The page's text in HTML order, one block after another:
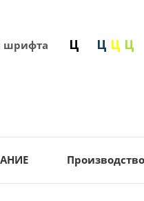
шрифта
Производство